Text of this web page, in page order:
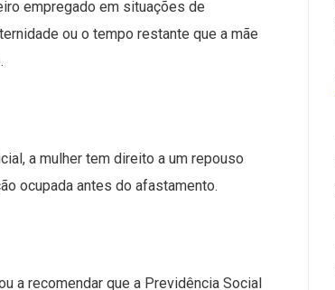
empregado em situações de
ou o tempo restante que a mãe
a mulher tem direito a um repouso
ocupada antes do afastamento.
a recomendar que a Previdência Social